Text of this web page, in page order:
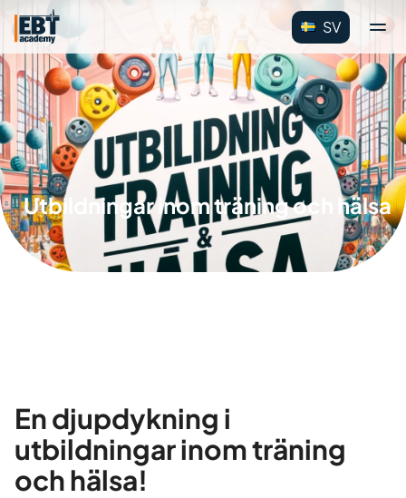
SV
Utbildningar inom träning och hälsa
En djupdykning i
utbildningar inom träning
och hälsa!